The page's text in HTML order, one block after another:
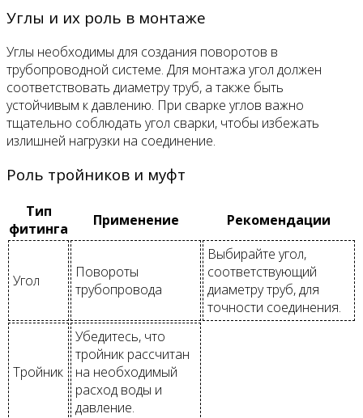
Углы и их роль в монтаже
Углы необходимы для создания поворотов в
трубопроводной системе. Для монтажа угол должен
соответствовать диаметру труб, а также быть
устойчивым к давлению. При сварке углов важно
тщательно соблюдать угол сварки, чтобы избежать
излишней нагрузки на соединение.
Роль тройников и муфт
Тип
фитинга
Применение Рекомендации
Угол
Повороты
трубопровода
Выбирайте угол,
соответствующий
диаметру труб, для
точности соединения.
Тройник
Убедитесь, что
тройник рассчитан
на необходимый
расход воды и
давление.